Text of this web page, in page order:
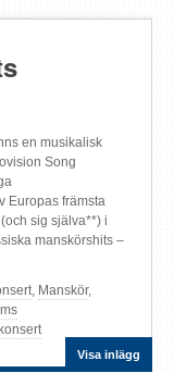
en musikalisk
Song
Europas främsta
sig själva**) i
manskörshits –
Visa inlägg
, Manskör,